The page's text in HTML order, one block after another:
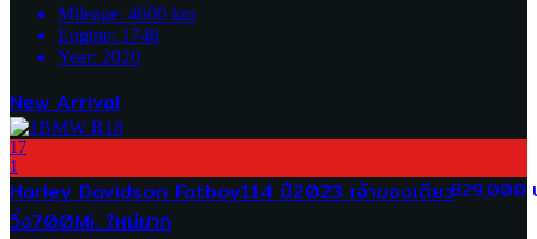
Mileage: 4600 km
Engine: 1746
Year: 2020
New Arrival
17
1
829,000
Harley Davidson Fatboy114 ปี2023 เจ้าของเดียว
วิ่ง700Mi. ใหม่มาก